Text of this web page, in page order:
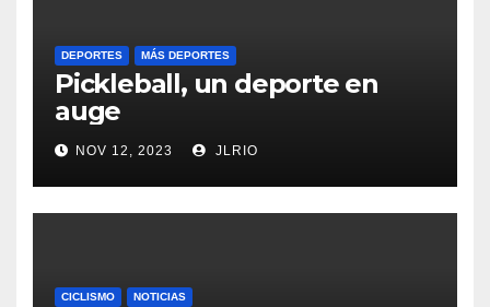
DEPORTES MÁS DEPORTES
Pickleball, un deporte en
auge
NOV 12, 2023 JLRIO
CICLISMO NOTICIAS